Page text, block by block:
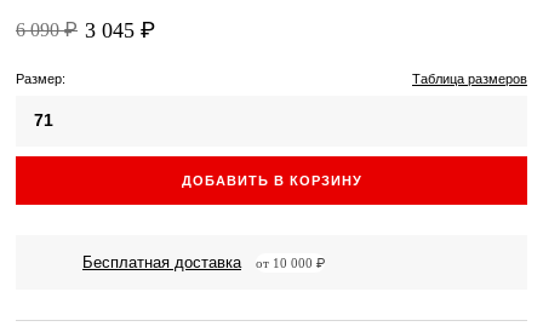
6 090 ₽ 3 045 ₽
Размер: Таблица размеров
71
ДОБАВИТЬ В КОРЗИНУ
Бесплатная доставка от 10 000 ₽